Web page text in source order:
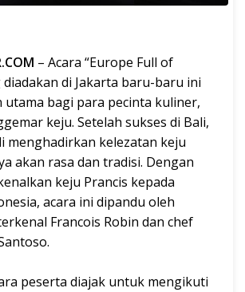
– Acara “Europe Full of
diadakan di Jakarta baru-baru ini
utama bagi para pecinta kuliner,
keju. Setelah sukses di Bali,
menghadirkan kelezatan keju
akan rasa dan tradisi. Dengan
keju Prancis kepada
acara ini dipandu oleh
Francois Robin dan chef
peserta diajak untuk mengikuti